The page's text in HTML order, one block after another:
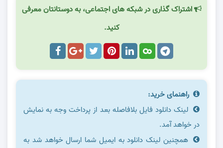
اشتراک گذاری در شبکه های اجتماعی، به دوستانتان معرفی
کنید.
راهنمای خرید:
لینک دانلود فایل بلافاصله بعد از پرداخت وجه به نمایش
در خواهد آمد.
همچنین لینک دانلود به ایمیل شما ارسال خواهد شد به